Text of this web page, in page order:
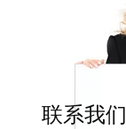
联系我们